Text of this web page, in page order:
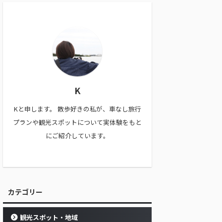
K
Kと申します。 散歩好きの私が、車なし旅行
プランや観光スポットについて実体験をもと
にご紹介しています。
カテゴリー
観光スポット・地域